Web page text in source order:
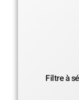
Filtre à